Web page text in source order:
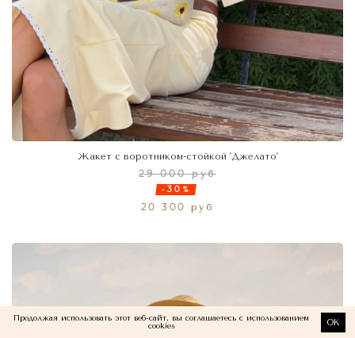
Жакет с воротником-стойкой 'Джелато'
29 000 руб
-30%
20 300 руб
Продолжая использовать этот веб-сайт, вы соглашаетесь с использованием
cookies
OK